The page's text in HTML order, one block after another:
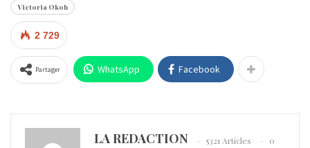
Victoria Okoh
2 729
Partager WhatsApp Facebook
LA REDACTION 5321 Articles
0